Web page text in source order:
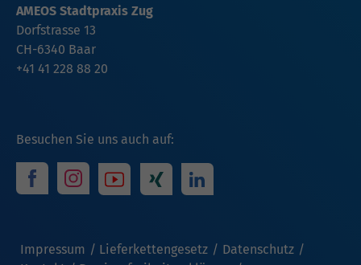
Besuchen Sie uns auch auf:
Impressum Lieferkettengesetz
Datenschutz
AMEOS Stadtpraxis Zug
Dorfstrasse 13
CH-6340 Baar
+41 41 228 88 20